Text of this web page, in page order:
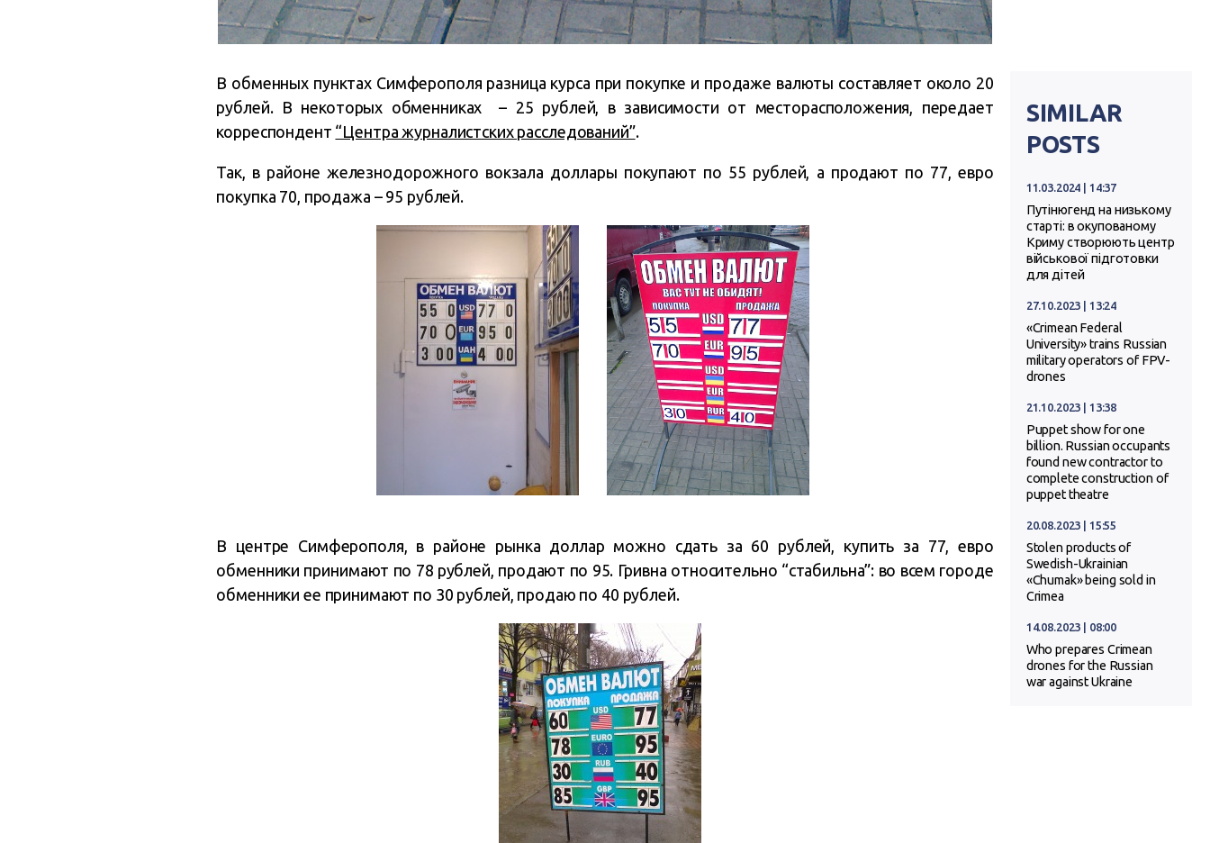
В обменных пунктах Симферополя разница курса при покупке и продаже валюты составляет около 20
рублей. В некоторых обменниках – 25 рублей, в зависимости от месторасположения, передает
корреспондент “Центра журналистских расследований”.
Так, в районе железнодорожного вокзала доллары покупают по 55 рублей, а продают по 77, евро
покупка 70, продажа – 95 рублей.
В центре Симферополя, в районе рынка доллар можно сдать за 60 рублей, купить за 77, евро
обменники принимают по 78 рублей, продают по 95. Гривна относительно “стабильна”: во всем городе
обменники ее принимают по 30 рублей, продаю по 40 рублей.
SIMILAR
POSTS
11.03.2024 | 14:37
Путінюгенд на низькому
старті: в окупованому
Криму створюють центр
військової підготовки
для дітей
27.10.2023 | 13:24
«Crimean Federal
University» trains Russian
military operators of FPV-
drones
21.10.2023 | 13:38
Puppet show for one
billion. Russian occupants
found new contractor to
complete construction of
puppet theatre
20.08.2023 | 15:55
Stolen products of
Swedish-Ukrainian
«Chumak» being sold in
Crimea
14.08.2023 | 08:00
Who prepares Crimean
drones for the Russian
war against Ukraine